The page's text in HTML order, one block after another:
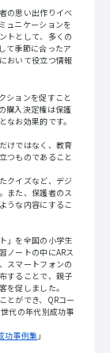
の思い出作りイベ
ュニケーションを
トとして、多くの
て季節に合ったア
おいて役立つ情報
ションを促すこと
購入決定権は保護
お効果的です。
けではなく、教育
つものであること
クイズなど、デジ
また、保護者のス
うな内容にするこ
」を全国の小学生
ノートの中にARス
スマートフォンの
することで、親子
を促しました。
とができ、QRコー
代の年代別成功事
事例集」